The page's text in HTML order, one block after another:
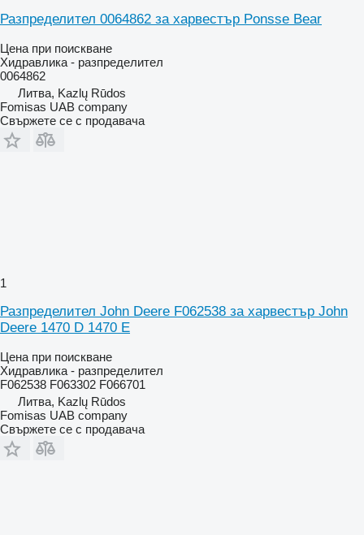
Разпределител 0064862 за харвестър Ponsse Bear
Цена при поискване
Хидравлика - разпределител
0064862
Литва, Kazlų Rūdos
Fomisas UAB company
Свържете се с продавача
1
Разпределител John Deere F062538 за харвестър John
Deere 1470 D 1470 E
Цена при поискване
Хидравлика - разпределител
F062538 F063302 F066701
Литва, Kazlų Rūdos
Fomisas UAB company
Свържете се с продавача